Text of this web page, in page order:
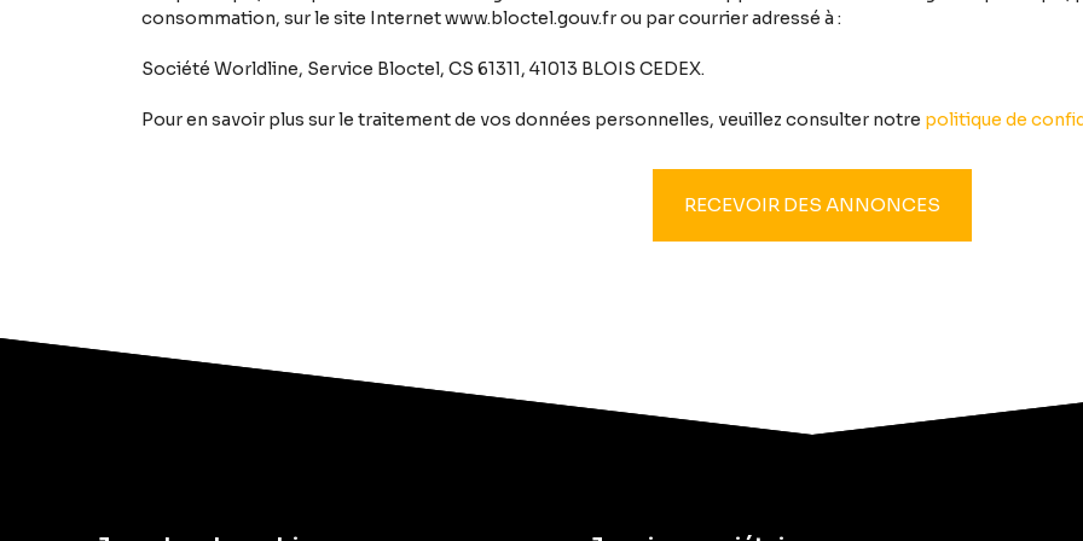
consommation, sur le site Internet www.bloctel.gouv.fr ou par courrier adressé à :
Société Worldline, Service Bloctel, CS 61311, 41013 BLOIS CEDEX.
Pour en savoir plus sur le traitement de vos données personnelles, veuillez consulter notre politique de
RECEVOIR DES ANNONCES